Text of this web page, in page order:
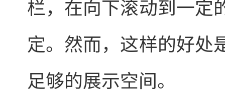
栏，在向下滚动到一定
定。然而，这样的好处
足够的展示空间。